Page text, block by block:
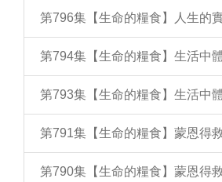
第796集【生命的糧食】人生的
第794集【生命的糧食】生活中
第793集【生命的糧食】生活中
第791集【生命的糧食】蒙恩得
第790集【生命的糧食】蒙恩得